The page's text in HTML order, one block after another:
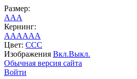
Размер:
AAA
Кернинг:
AAAAAA
Цвет: CCC
Изображения Вкл.Выкл.
Обычная версия сайта
Войти